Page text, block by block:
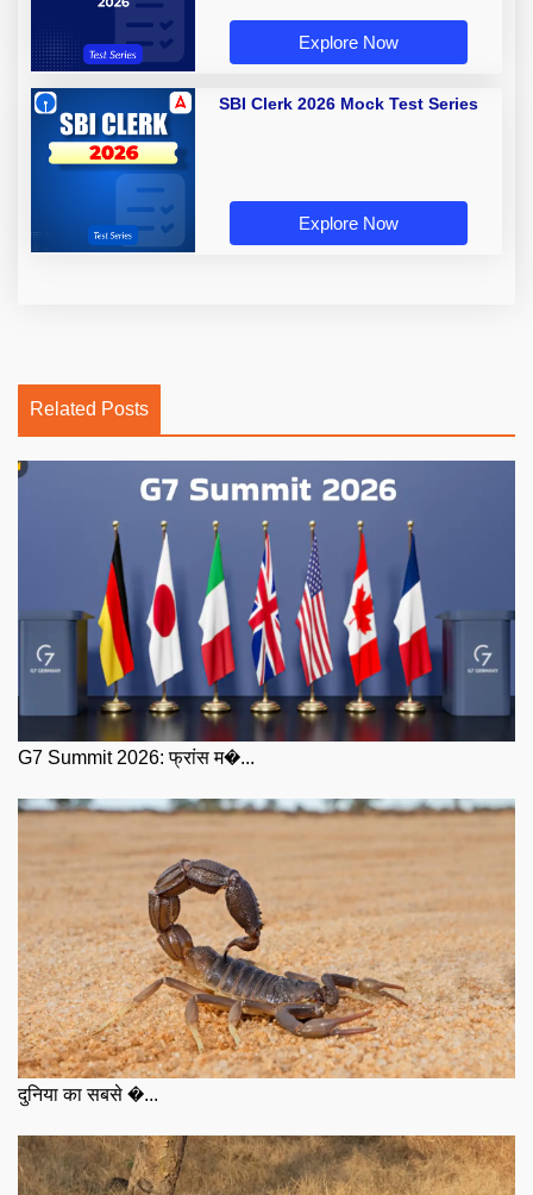
Explore Now
SBI Clerk 2026 Mock Test Series
Explore Now
Related Posts
G7 Summit 2026: फ्रांस म�...
दुनिया का सबसे �...